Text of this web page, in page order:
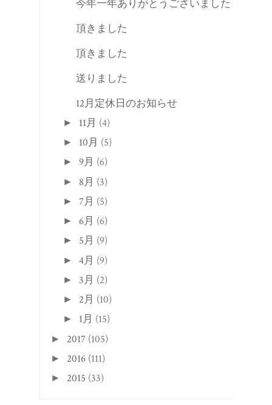
11月
►10月(5)
►9月 (6)
►8月 (3)
►6月 (6)
► 5月 (9)
► 4月 (9)
► 3月 (2)
► 2月 (10)
► 1月 (15)
► 2017 (105)
► 2016 (111)
► 2015 (33)